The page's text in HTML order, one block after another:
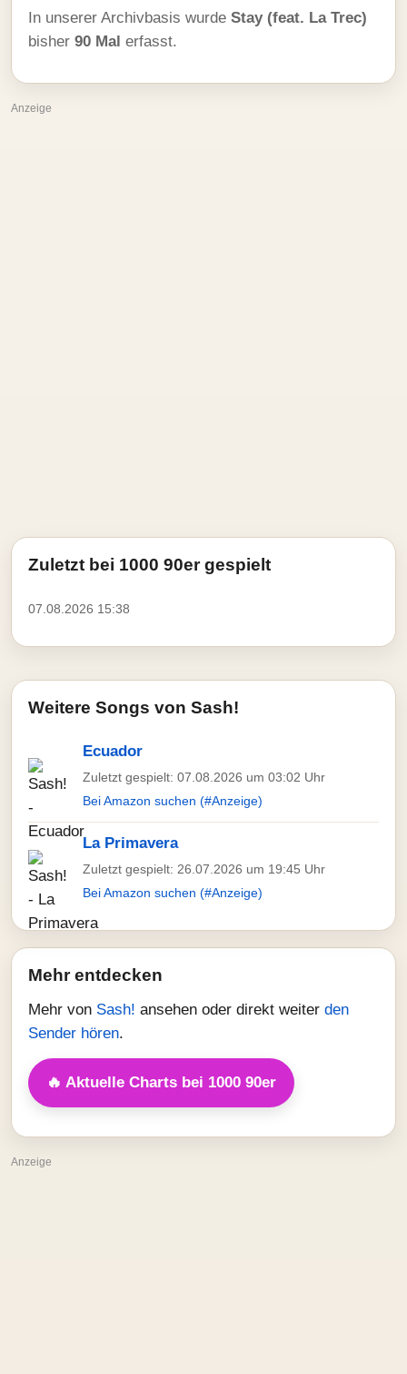
In unserer Archivbasis wurde Stay (feat. La Trec)
bisher 90 Mal erfasst.
Anzeige
Zuletzt bei 1000 90er gespielt
07.08.2026 15:38
Weitere Songs von Sash!
Ecuador
Zuletzt gespielt: 07.08.2026 um 03:02 Uhr
Bei Amazon suchen (#Anzeige)
La Primavera
Zuletzt gespielt: 26.07.2026 um 19:45 Uhr
Bei Amazon suchen (#Anzeige)
Mehr entdecken
Mehr von Sash! ansehen oder direkt weiter den
Sender hören.
🔥 Aktuelle Charts bei 1000 90er
Anzeige